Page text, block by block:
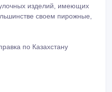
изделий, имеющих
своем пирожные,
по Казахстану